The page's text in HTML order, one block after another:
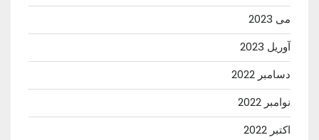
می 2023
آوریل 2023
دسامبر 2022
نوامبر 2022
اکتبر 2022